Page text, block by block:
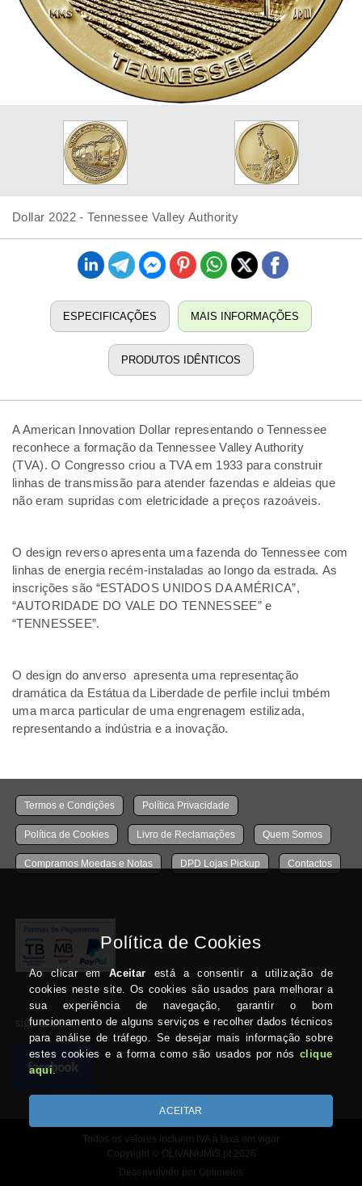
Dollar 2022 - Tennessee Valley Authority
ESPECIFICAÇÕES MAIS INFORMAÇÕES
PRODUTOS IDÊNTICOS
A American Innovation Dollar representando o Tennessee
reconhece a formação da Tennessee Valley Authority
(TVA). O Congresso criou a TVA em 1933 para construir
linhas de transmissão para atender fazendas e aldeias que
não eram supridas com eletricidade a preços razoáveis.
O design reverso apresenta uma fazenda do Tennessee com
linhas de energia recém-instaladas ao longo da estrada. As
inscrições são “ESTADOS UNIDOS DA AMÉRICA”,
“AUTORIDADE DO VALE DO TENNESSEE” e
“TENNESSEE”.
O design do anverso apresenta uma representação
dramática da Estátua da Liberdade de perfile inclui tmbém
uma marca particular de uma engrenagem estilizada,
representando a indústria e a inovação.
Termos e Condições Política Privacidade
Política de Cookies Livro de Reclamações Quem Somos
Compramos Moedas e Notas DPD Lojas Pickup Contactos
siga-nos no:
Todos os valores incluem IVA à taxa em vigor
Copyright © OLIVANUMIS.pt 2026
Desenvolvido por Optimeios